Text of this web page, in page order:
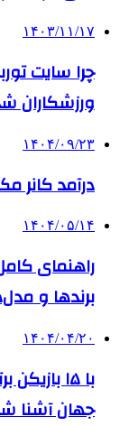
۱۴۰۳/۱۱/۱۷
چرا سایت
ورزشکاران
۱۴۰۴/۰۹/۲۳
درآمد کانر
۱۴۰۴/۰۵/۱۴
راهنمای
برندها و
۱۴۰۴/۰۴/۲۰
جهان آشنا